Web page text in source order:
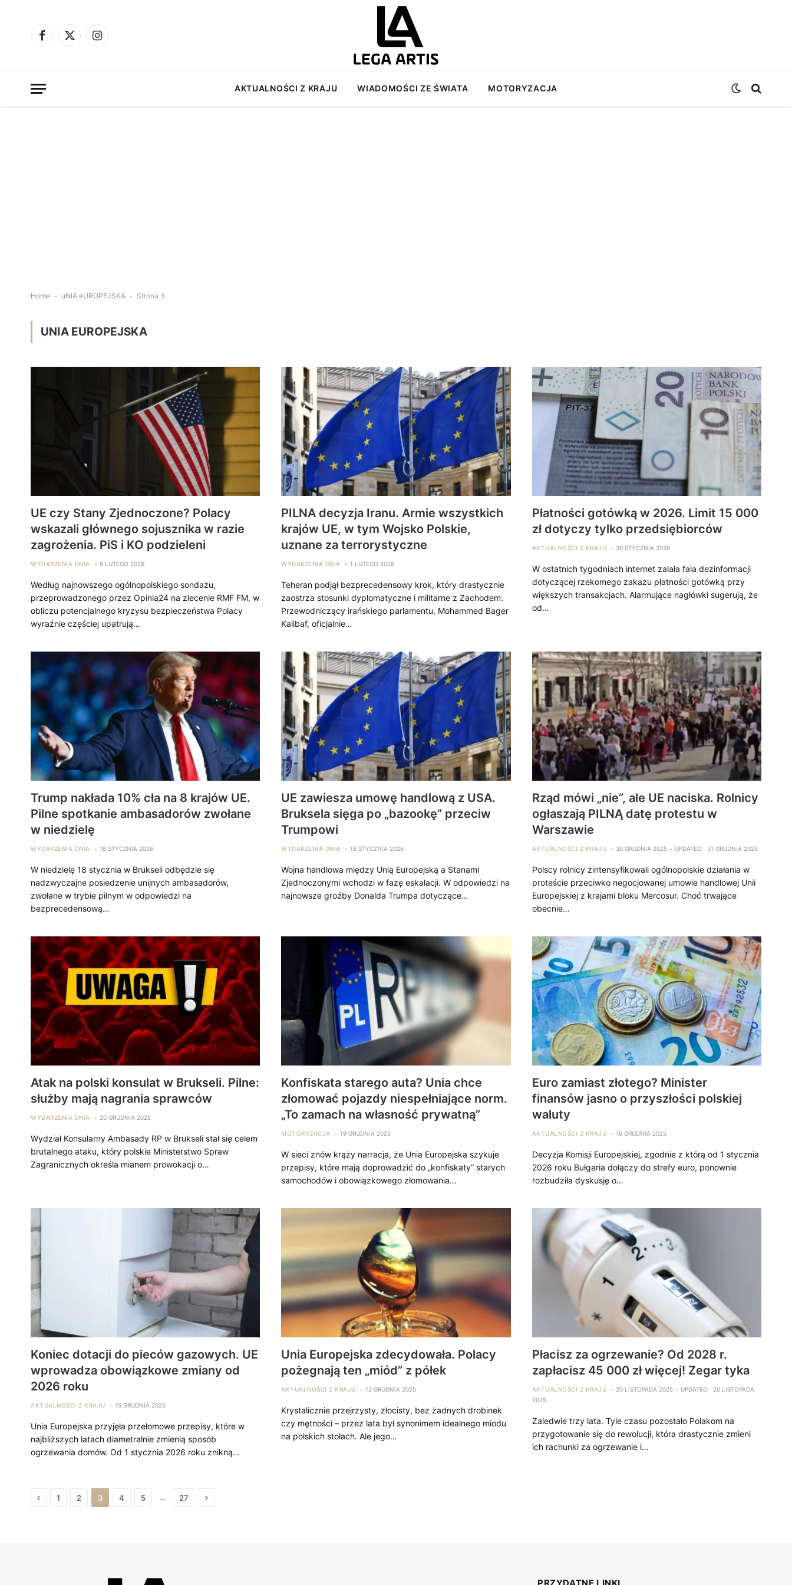
Facebook
X
Instagram
AKTUALNOŚCI Z KRAJU WIADOMOŚCI ZE ŚWIATA MOTORYZACJA
Home - uNIA eUROPEJSKA - Strona 3
UNIA EUROPEJSKA
UE czy Stany Zjednoczone? Polacy
wskazali głównego sojusznika w razie
zagrożenia. PiS i KO podzieleni
WYDARZENIA DNIA 9 LUTEGO 2026
Według najnowszego ogólnopolskiego sondażu,
przeprowadzonego przez Opinia24 na zlecenie RMF FM, w
obliczu potencjalnego kryzysu bezpieczeństwa Polacy
wyraźnie częściej upatrują…
PILNA decyzja Iranu. Armie wszystkich
krajów UE, w tym Wojsko Polskie,
uznane za terrorystyczne
WYDARZENIA DNIA 1 LUTEGO 2026
Teheran podjął bezprecedensowy krok, który drastycznie
zaostrza stosunki dyplomatyczne i militarne z Zachodem.
Przewodniczący irańskiego parlamentu, Mohammed Bager
Kalibaf, oficjalnie…
Płatności gotówką w 2026. Limit 15 000
zł dotyczy tylko przedsiębiorców
AKTUALNOŚCI Z KRAJU 30 STYCZNIA 2026
W ostatnich tygodniach internet zalała fala dezinformacji
dotyczącej rzekomego zakazu płatności gotówką przy
większych transakcjach. Alarmujące nagłówki sugerują, że
od…
Trump nakłada 10% cła na 8 krajów UE.
Pilne spotkanie ambasadorów zwołane
w niedzielę
WYDARZENIA DNIA 18 STYCZNIA 2026
W niedzielę 18 stycznia w Brukseli odbędzie się
nadzwyczajne posiedzenie unijnych ambasadorów,
zwołane w trybie pilnym w odpowiedzi na
bezprecedensową…
UE zawiesza umowę handlową z USA.
Bruksela sięga po „bazookę” przeciw
Trumpowi
WYDARZENIA DNIA 18 STYCZNIA 2026
Wojna handlowa między Unią Europejską a Stanami
Zjednoczonymi wchodzi w fazę eskalacji. W odpowiedzi na
najnowsze groźby Donalda Trumpa dotyczące…
Rząd mówi „nie”, ale UE naciska. Rolnicy
ogłaszają PILNĄ datę protestu w
Warszawie
AKTUALNOŚCI Z KRAJU 30 GRUDNIA 2025 UPDATED: 31 GRUDNIA 2025
Polscy rolnicy zintensyfikowali ogólnopolskie działania w
proteście przeciwko negocjowanej umowie handlowej Unii
Europejskiej z krajami bloku Mercosur. Choć trwające
obecnie…
Atak na polski konsulat w Brukseli. Pilne:
służby mają nagrania sprawców
WYDARZENIA DNIA 20 GRUDNIA 2025
Wydział Konsularny Ambasady RP w Brukseli stał się celem
brutalnego ataku, który polskie Ministerstwo Spraw
Zagranicznych określa mianem prowokacji o…
Konfiskata starego auta? Unia chce
złomować pojazdy niespełniające norm.
„To zamach na własność prywatną”
MOTORYZACJA 19 GRUDNIA 2025
W sieci znów krąży narracja, że Unia Europejska szykuje
przepisy, które mają doprowadzić do „konfiskaty” starych
samochodów i obowiązkowego złomowania…
Euro zamiast złotego? Minister
finansów jasno o przyszłości polskiej
waluty
AKTUALNOŚCI Z KRAJU 16 GRUDNIA 2025
Decyzja Komisji Europejskiej, zgodnie z którą od 1 stycznia
2026 roku Bułgaria dołączy do strefy euro, ponownie
rozbudziła dyskusję o…
Koniec dotacji do pieców gazowych. UE
wprowadza obowiązkowe zmiany od
2026 roku
AKTUALNOŚCI Z KRAJU 15 GRUDNIA 2025
Unia Europejska przyjęła przełomowe przepisy, które w
najbliższych latach diametralnie zmienią sposób
ogrzewania domów. Od 1 stycznia 2026 roku znikną…
Unia Europejska zdecydowała. Polacy
pożegnają ten „miód” z półek
AKTUALNOŚCI Z KRAJU 12 GRUDNIA 2025
Krystalicznie przejrzysty, złocisty, bez żadnych drobinek
czy mętności – przez lata był synonimem idealnego miodu
na polskich stołach. Ale jego…
Płacisz za ogrzewanie? Od 2028 r.
zapłacisz 45 000 zł więcej! Zegar tyka
AKTUALNOŚCI Z KRAJU 20 LISTOPADA 2025 UPDATED:
20 LISTOPADA
2025
Zaledwie trzy lata. Tyle czasu pozostało Polakom na
przygotowanie się do rewolucji, która drastycznie zmieni
ich rachunki za ogrzewanie i…
Previous
1 2 3 4 5 … 27 Next